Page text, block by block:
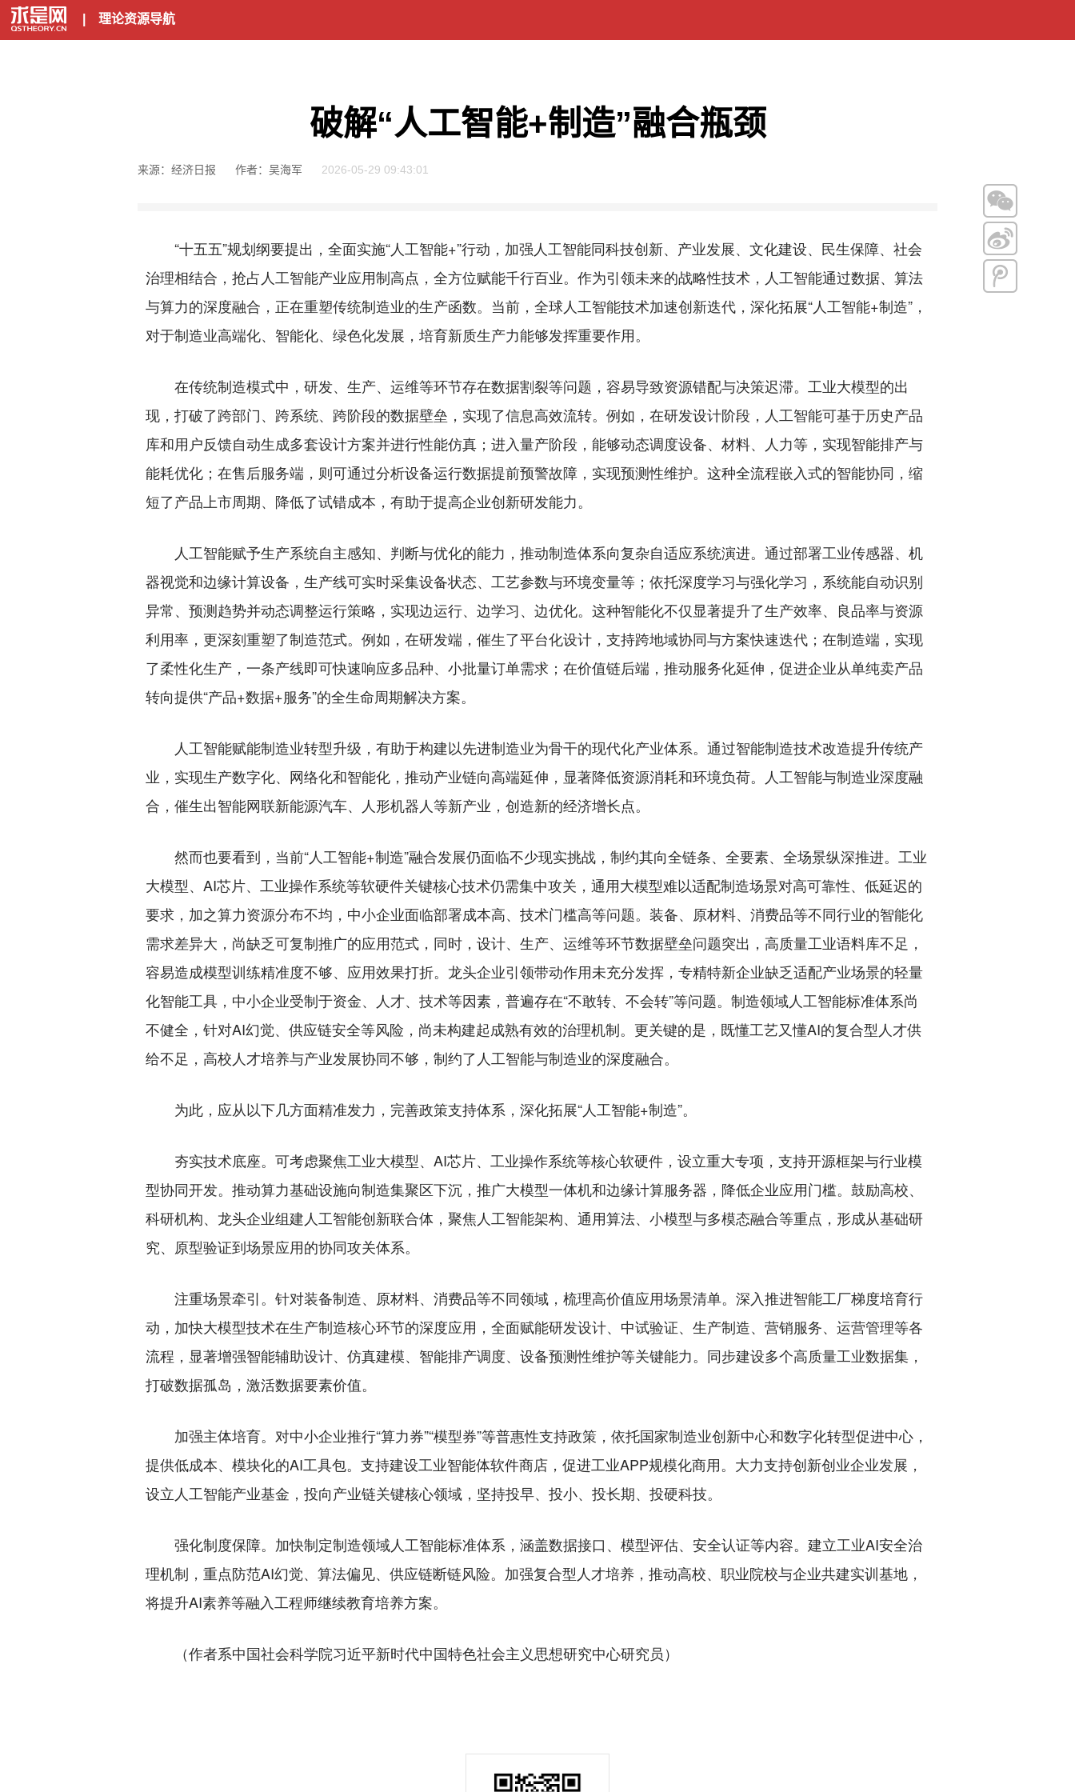
理论资源导航
破解“人工智能+制造”融合瓶颈
来源：经济日报 作者：吴海军 2026-05-29 09:43:01
“十五五”规划纲要提出，全面实施“人工智能+”行动，加强人工智能同科技创新、产业发展、文化建设、民生保障、社会
治理相结合，抢占人工智能产业应用制高点，全方位赋能千行百业。作为引领未来的战略性技术，人工智能通过数据、算法
与算力的深度融合，正在重塑传统制造业的生产函数。当前，全球人工智能技术加速创新迭代，深化拓展“人工智能+制造”，
对于制造业高端化、智能化、绿色化发展，培育新质生产力能够发挥重要作用。
在传统制造模式中，研发、生产、运维等环节存在数据割裂等问题，容易导致资源错配与决策迟滞。工业大模型的出
现，打破了跨部门、跨系统、跨阶段的数据壁垒，实现了信息高效流转。例如，在研发设计阶段，人工智能可基于历史产品
库和用户反馈自动生成多套设计方案并进行性能仿真；进入量产阶段，能够动态调度设备、材料、人力等，实现智能排产与
能耗优化；在售后服务端，则可通过分析设备运行数据提前预警故障，实现预测性维护。这种全流程嵌入式的智能协同，缩
短了产品上市周期、降低了试错成本，有助于提高企业创新研发能力。
人工智能赋予生产系统自主感知、判断与优化的能力，推动制造体系向复杂自适应系统演进。通过部署工业传感器、机
器视觉和边缘计算设备，生产线可实时采集设备状态、工艺参数与环境变量等；依托深度学习与强化学习，系统能自动识别
异常、预测趋势并动态调整运行策略，实现边运行、边学习、边优化。这种智能化不仅显著提升了生产效率、良品率与资源
利用率，更深刻重塑了制造范式。例如，在研发端，催生了平台化设计，支持跨地域协同与方案快速迭代；在制造端，实现
了柔性化生产，一条产线即可快速响应多品种、小批量订单需求；在价值链后端，推动服务化延伸，促进企业从单纯卖产品
转向提供“产品+数据+服务”的全生命周期解决方案。
人工智能赋能制造业转型升级，有助于构建以先进制造业为骨干的现代化产业体系。通过智能制造技术改造提升传统产
业，实现生产数字化、网络化和智能化，推动产业链向高端延伸，显著降低资源消耗和环境负荷。人工智能与制造业深度融
合，催生出智能网联新能源汽车、人形机器人等新产业，创造新的经济增长点。
然而也要看到，当前“人工智能+制造”融合发展仍面临不少现实挑战，制约其向全链条、全要素、全场景纵深推进。工业
大模型、AI芯片、工业操作系统等软硬件关键核心技术仍需集中攻关，通用大模型难以适配制造场景对高可靠性、低延迟的
要求，加之算力资源分布不均，中小企业面临部署成本高、技术门槛高等问题。装备、原材料、消费品等不同行业的智能化
需求差异大，尚缺乏可复制推广的应用范式，同时，设计、生产、运维等环节数据壁垒问题突出，高质量工业语料库不足，
容易造成模型训练精准度不够、应用效果打折。龙头企业引领带动作用未充分发挥，专精特新企业缺乏适配产业场景的轻量
化智能工具，中小企业受制于资金、人才、技术等因素，普遍存在“不敢转、不会转”等问题。制造领域人工智能标准体系尚
不健全，针对AI幻觉、供应链安全等风险，尚未构建起成熟有效的治理机制。更关键的是，既懂工艺又懂AI的复合型人才供
给不足，高校人才培养与产业发展协同不够，制约了人工智能与制造业的深度融合。
为此，应从以下几方面精准发力，完善政策支持体系，深化拓展“人工智能+制造”。
夯实技术底座。可考虑聚焦工业大模型、AI芯片、工业操作系统等核心软硬件，设立重大专项，支持开源框架与行业模
型协同开发。推动算力基础设施向制造集聚区下沉，推广大模型一体机和边缘计算服务器，降低企业应用门槛。鼓励高校、
科研机构、龙头企业组建人工智能创新联合体，聚焦人工智能架构、通用算法、小模型与多模态融合等重点，形成从基础研
究、原型验证到场景应用的协同攻关体系。
注重场景牵引。针对装备制造、原材料、消费品等不同领域，梳理高价值应用场景清单。深入推进智能工厂梯度培育行
动，加快大模型技术在生产制造核心环节的深度应用，全面赋能研发设计、中试验证、生产制造、营销服务、运营管理等各
流程，显著增强智能辅助设计、仿真建模、智能排产调度、设备预测性维护等关键能力。同步建设多个高质量工业数据集，
打破数据孤岛，激活数据要素价值。
加强主体培育。对中小企业推行“算力券”“模型券”等普惠性支持政策，依托国家制造业创新中心和数字化转型促进中心，
提供低成本、模块化的AI工具包。支持建设工业智能体软件商店，促进工业APP规模化商用。大力支持创新创业企业发展，
设立人工智能产业基金，投向产业链关键核心领域，坚持投早、投小、投长期、投硬科技。
强化制度保障。加快制定制造领域人工智能标准体系，涵盖数据接口、模型评估、安全认证等内容。建立工业AI安全治
理机制，重点防范AI幻觉、算法偏见、供应链断链风险。加强复合型人才培养，推动高校、职业院校与企业共建实训基地，
将提升AI素养等融入工程师继续教育培养方案。
（作者系中国社会科学院习近平新时代中国特色社会主义思想研究中心研究员）